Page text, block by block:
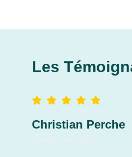
Les
Christian Perche